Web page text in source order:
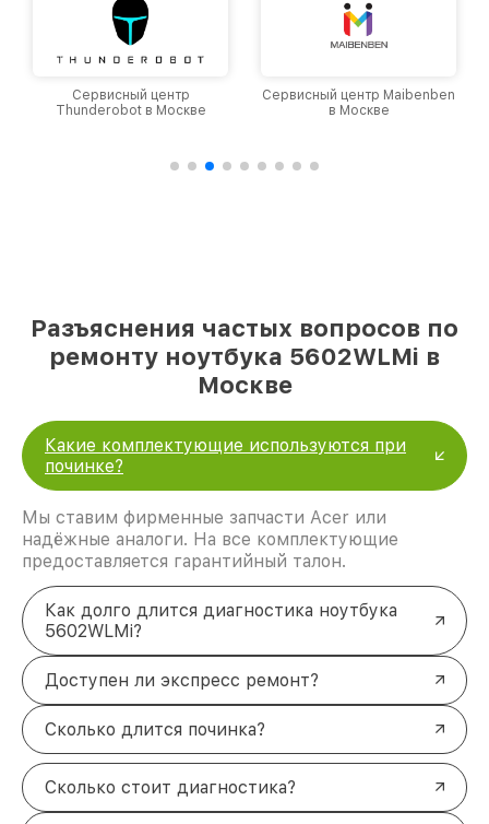
Сервисный центр
Thunderobot в Москве
Сервисный центр Maibenben
в Москве
Разъяснения частых вопросов по
ремонту ноутбука 5602WLMi в
Москве
Какие комплектующие используются при
починке?
Мы ставим фирменные запчасти Acer или
надёжные аналоги. На все комплектующие
предоставляется гарантийный талон.
Как долго длится диагностика ноутбука
5602WLMi?
Доступен ли экспресс ремонт?
Сколько длится починка?
Сколько стоит диагностика?